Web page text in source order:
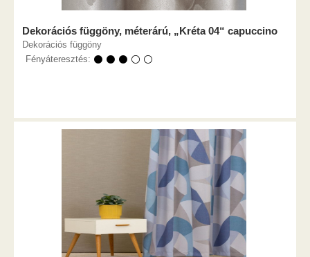
Dekorációs függöny, méterárú, „Kréta 04“ capuccino
Dekorációs függöny
Fényáteresztés: ⚫ ⚫ ⚫ ⚪ ⚪